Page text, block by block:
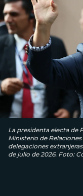
La presidenta electa de
Ministerio de
delegaciones
de julio de 2026. Foto: